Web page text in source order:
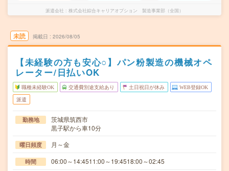
派遣会社 株式会社綜合キャリアオプション 製造事業部（全国）
未読 掲載日 2026/08/05
【未経験の方も安心○】パン粉製造の機械オペ
レーター/日払いOK
職種未経験OK 交通費別途支給あり 土日祝日が休み WEB登録OK
派遣
勤務地
茨城県筑西市
黒子駅から車10分
曜日頻度 月～金
時間 06:00～14:4511:00～19:4518:00～02:45